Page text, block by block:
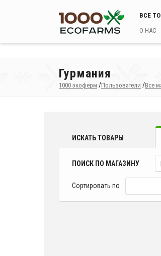
ВСЕ
О НАС
Гурмания
1000 экоферм /Пользователи /Все
ИСКАТЬ ТОВАРЫ
ПОИСК ПО МАГАЗИНУ
Сортировать по